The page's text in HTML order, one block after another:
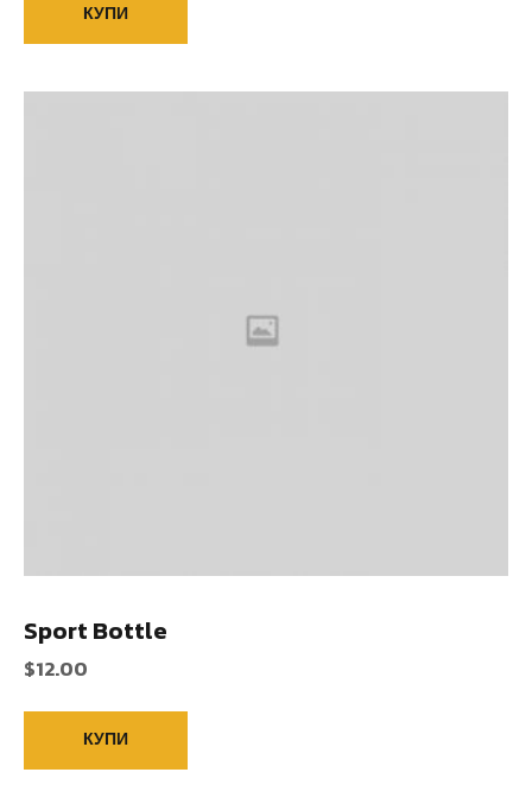
КУПИ
Sport Bottle
$12.00
КУПИ